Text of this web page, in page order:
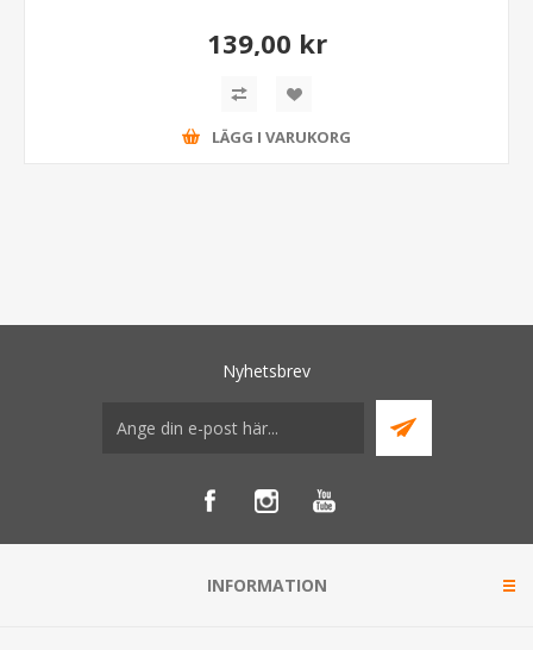
139,00 kr
LÄGG I VARUKORG
Nyhetsbrev
INFORMATION